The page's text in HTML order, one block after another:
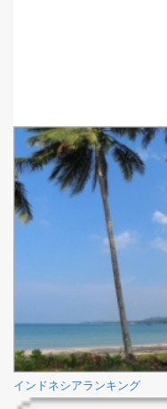
インドネシアランキング